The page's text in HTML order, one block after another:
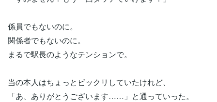
係員でもないのに。
関係者でもないのに。
まるで駅長のようなテンションで。
当の本人はちょっとビックリしていたけれど、
「あ、ありがとうございます……」と通っていった。